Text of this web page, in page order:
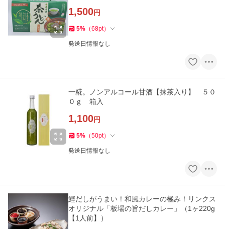
1,500円
5% （68pt）
発送日情報なし
一糀。ノンアルコール甘酒【抹茶入り】 ５０
０ｇ 箱入
1,100円
5% （50pt）
発送日情報なし
鰹だしがうまい！和風カレーの極み！リンクス
オリジナル「板場の旨だしカレー」（1ヶ220g
【1人前】）